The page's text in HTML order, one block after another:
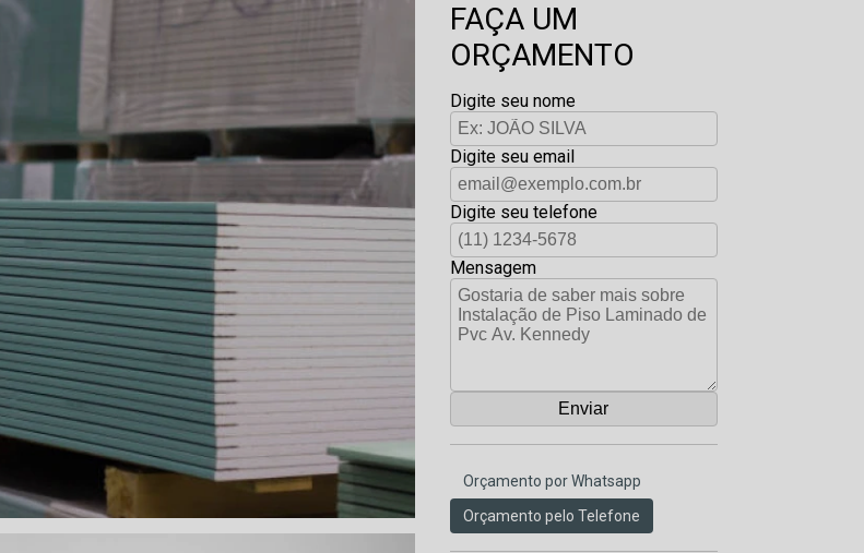
FAÇA UM
ORÇAMENTO
Digite seu nome
Digite seu email
Digite seu telefone
Mensagem
Orçamento por Whatsapp
Orçamento pelo Telefone